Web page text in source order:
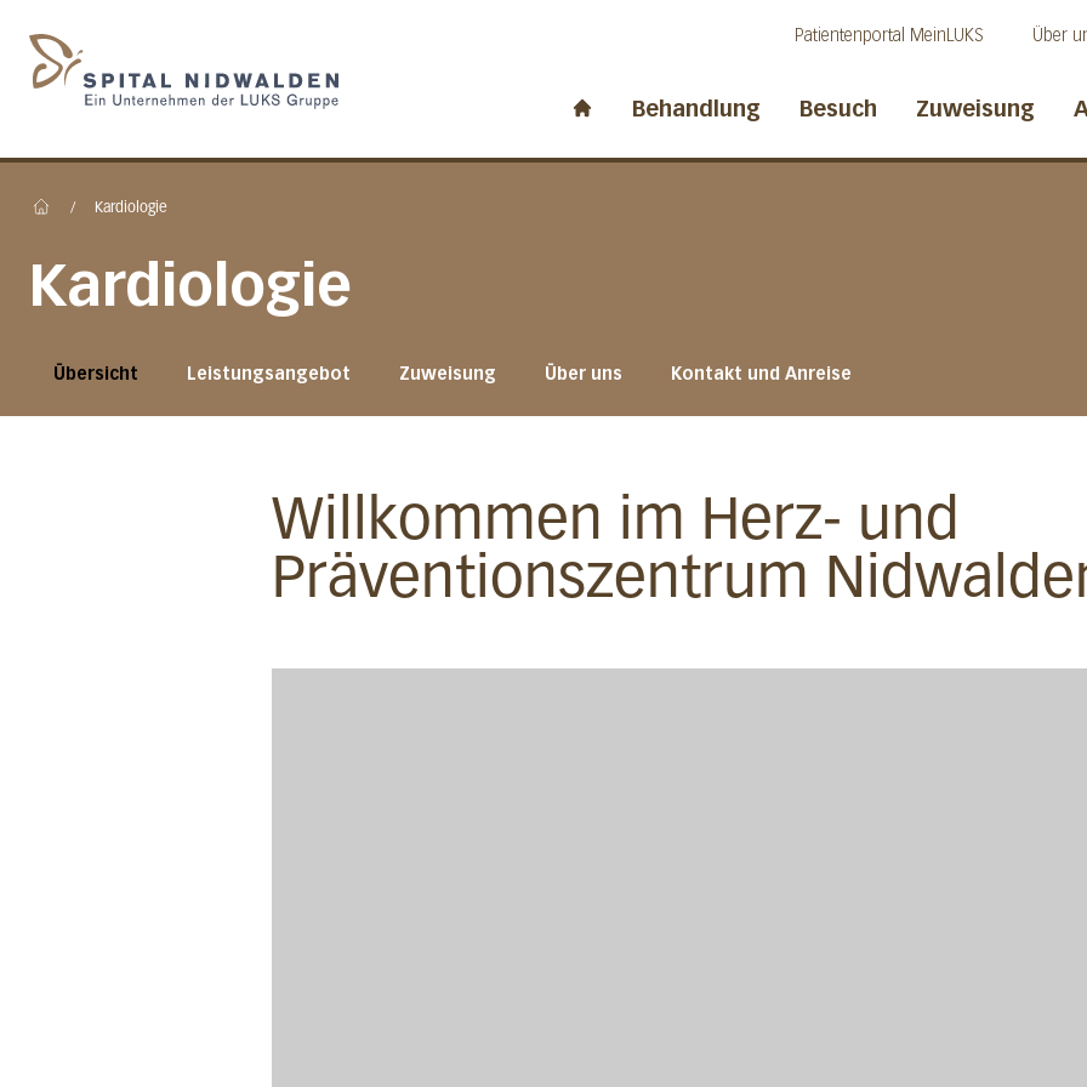
Patientenportal MeinLUKS Über
Behandlung Besuch Zuweisung
/ Kardiologie
Kardiologie
Übersicht Leistungsangebot Zuweisung Über uns Kontakt und Anreise
Willkommen im Herz- und
Präventionszentrum